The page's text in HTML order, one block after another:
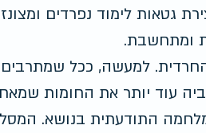
גטאות לימוד נפרדים
ומתחשבת.
למעשה, ככל שמתרבים
עוד יותר את החומות
התודעתית בנושא.